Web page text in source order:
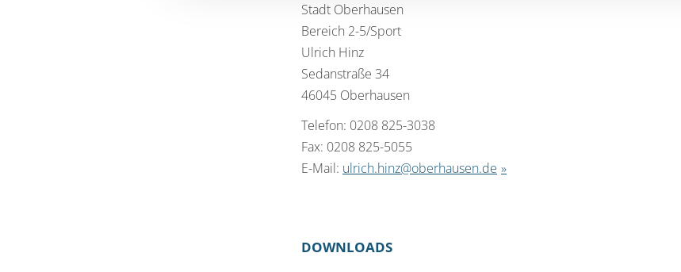
Stadt Oberhausen
Bereich 2-5/Sport
Ulrich Hinz
Sedanstraße 34
46045 Oberhausen
Telefon: 0208 825-3038
Fax: 0208 825-5055
E-Mail: ulrich.hinz@oberhausen.de
DOWNLOADS